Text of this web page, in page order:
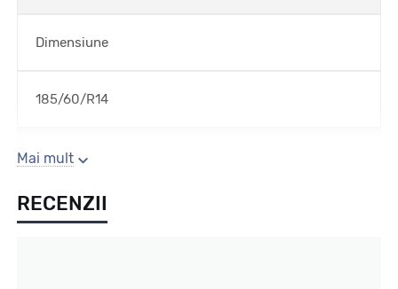
Dimensiune
185/60/R14
Sezon
Iarna
Mai mult
RECENZII